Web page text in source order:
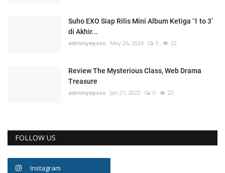
Suho EXO Siap Rilis Mini Album Ketiga ‘1 to 3’
di Akhir...
adminyeposo May 26, 2024 0 22
Review The Mysterious Class, Web Drama
Treasure
adminyeposo Jan 21, 2022 0 22
FOLLOW US
Instagram